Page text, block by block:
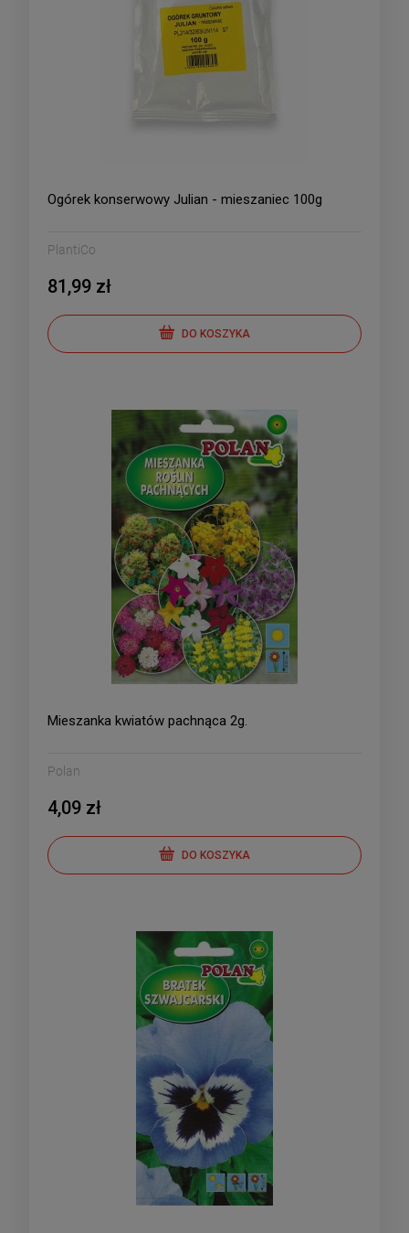
Ogórek konserwowy Julian - mieszaniec 100g
PlantiCo
81,99 zł
DO KOSZYKA
Mieszanka kwiatów pachnąca 2g.
Polan
4,09 zł
DO KOSZYKA